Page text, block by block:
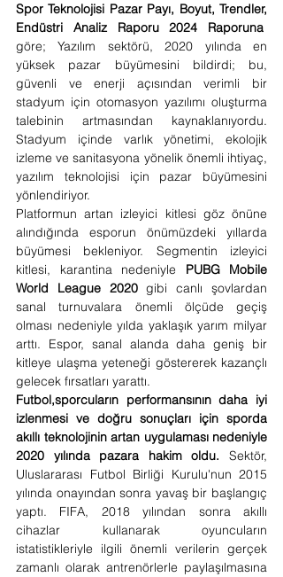
Spor Teknolojisi Pazar Payı, Boyut, Trendler,
Endüstri Analiz Raporu 2024 Raporuna
göre; Yazılım sektörü, 2020 yılında en
yüksek pazar büyümesini bildirdi; bu,
güvenli ve enerji açısından verimli bir
stadyum için otomasyon yazılımı oluşturma
talebinin artmasından kaynaklanıyordu.
Stadyum içinde varlık yönetimi, ekolojik
izleme ve sanitasyona yönelik önemli ihtiyaç,
yazılım teknolojisi için pazar büyümesini
yönlendiriyor.
Platformun artan izleyici kitlesi göz önüne
alındığında esporun önümüzdeki yıllarda
büyümesi bekleniyor. Segmentin izleyici
kitlesi, karantina nedeniyle PUBG Mobile
World League 2020 gibi canlı şovlardan
sanal turnuvalara önemli ölçüde geçiş
olması nedeniyle yılda yaklaşık yarım milyar
arttı. Espor, sanal alanda daha geniş bir
kitleye ulaşma yeteneği göstererek kazançlı
gelecek fırsatları yarattı.
Futbol,​​sporcuların performansının daha iyi
izlenmesi ve doğru sonuçları için sporda
akıllı teknolojinin artan uygulaması nedeniyle
2020 yılında pazara hakim oldu. Sektör,
Uluslararası Futbol Birliği Kurulu'nun 2015
yılında onayından sonra yavaş bir başlangıç
​​yaptı. FIFA, 2018 yılından sonra akıllı
cihazlar kullanarak oyuncuların
istatistikleriyle ilgili önemli verilerin gerçek
zamanlı olarak antrenörlerle paylaşılmasına